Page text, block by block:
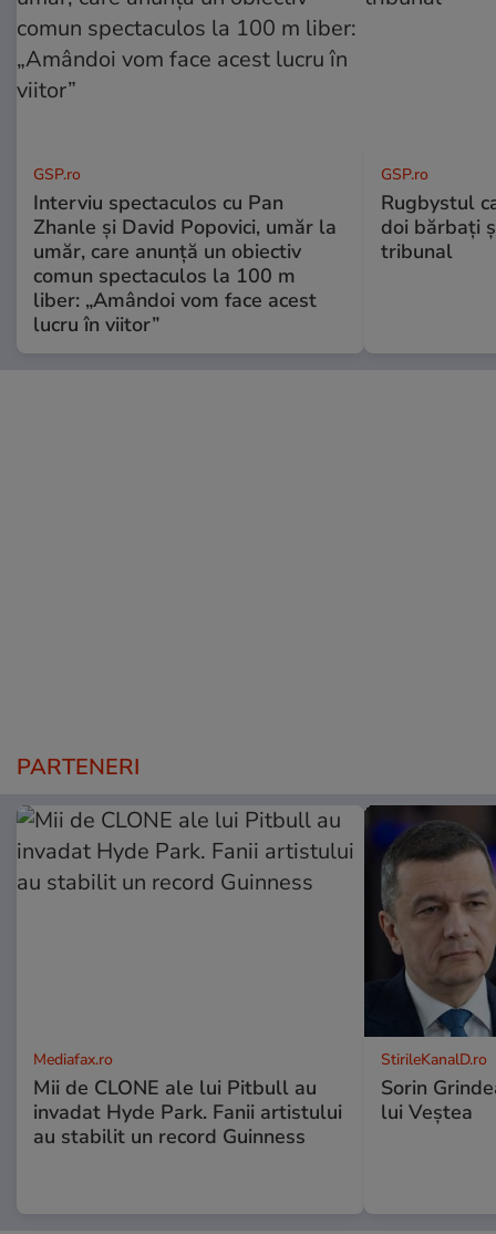
GSP.ro
Interviu spectaculos cu Pan
Zhanle și David Popovici, umăr la
umăr, care anunță un obiectiv
comun spectaculos la 100 m
liber: „Amândoi vom face acest
lucru în viitor”
GSP.ro
Rugbystul
doi bărbați
tribunal
PARTENERI
Mediafax.ro
Mii de CLONE ale lui Pitbull au
invadat Hyde Park. Fanii artistului
au stabilit un record Guinness
StirileKanalD.ro
Sorin
lui Veștea